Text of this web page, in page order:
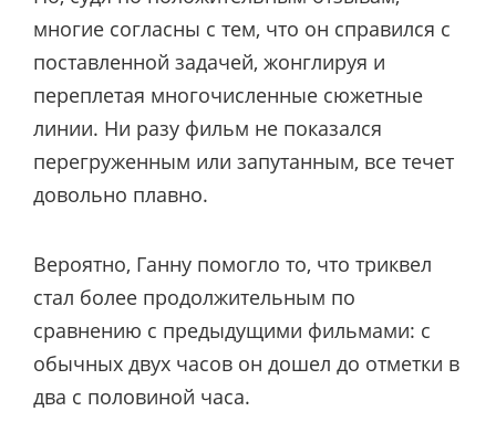
многие согласны с тем, что он справился с
поставленной задачей, жонглируя и
переплетая многочисленные сюжетные
линии. Ни разу фильм не показался
перегруженным или запутанным, все течет
довольно плавно.
Вероятно, Ганну помогло то, что триквел
стал более продолжительным по
сравнению с предыдущими фильмами: с
обычных двух часов он дошел до отметки в
два с половиной часа.